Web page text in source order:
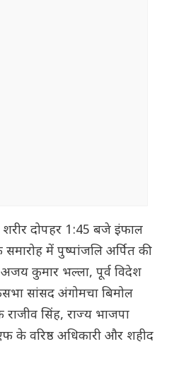
शरीर दोपहर 1:45 बजे इंफाल
में पुष्पांजलि अर्पित की
कुमार भल्ला, पूर्व विदेश
सांसद अंगोमचा बिमोल
सिंह, राज्य भाजपा
के वरिष्ठ अधिकारी और शहीद